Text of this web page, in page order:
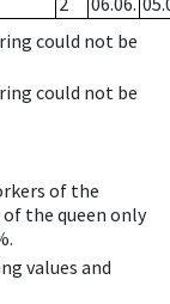
could not be
could not be
of the
the queen only
values and